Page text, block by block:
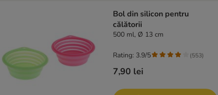
Bol din silicon pentru
călătorii
500 ml, Ø 13 cm
7,90 lei
Rating: 3.9/5 (553)